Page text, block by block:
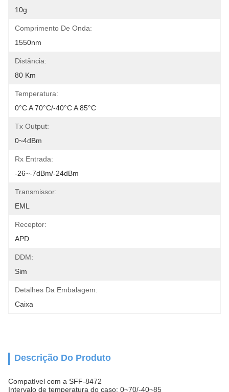
10g
Comprimento De Onda:
1550nm
Distância:
80 Km
Temperatura:
0°C A 70°C/-40°C A 85°C
Tx Output:
0~4dBm
Rx Entrada:
-26~-7dBm/-24dBm
Transmissor:
EML
Receptor:
APD
DDM:
Sim
Detalhes Da Embalagem:
Caixa
Descrição Do Produto
Compatível com a SFF-8472
Intervalo de temperatura do caso: 0~70/-40~85